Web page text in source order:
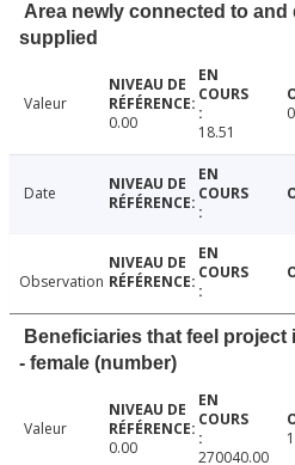
Area newly connected to and
supplied
Valeur
0.00
18.51
Date
Observation
Beneficiaries that feel
- female (number)
Valeur
0.00
270040.00